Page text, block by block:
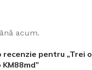
acum.
recenzie pentru „Trei